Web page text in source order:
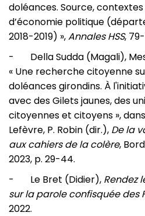
doléances. Source,
d’économie politique
2018-2019) »,Annales HSS,
- Della Sudda (Magali),
« Une recherche citoyenne
doléances girondins. À
avec des Gilets jaunes, des
citoyennes et citoyens »,
Lefèvre, P. Robin (dir.), De la
aux cahiers de la colère,
2023, p. 29-44.
- Le Bret (Didier), Rendez
sur la parole confisquée des
2022.